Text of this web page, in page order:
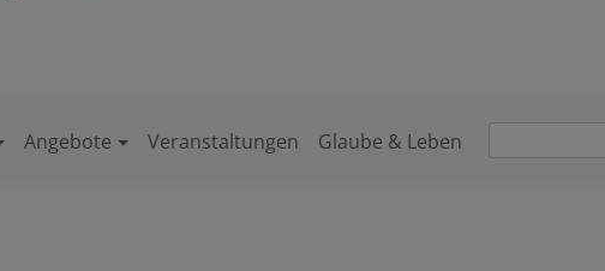
Angebote Veranstaltungen Glaube & Leben